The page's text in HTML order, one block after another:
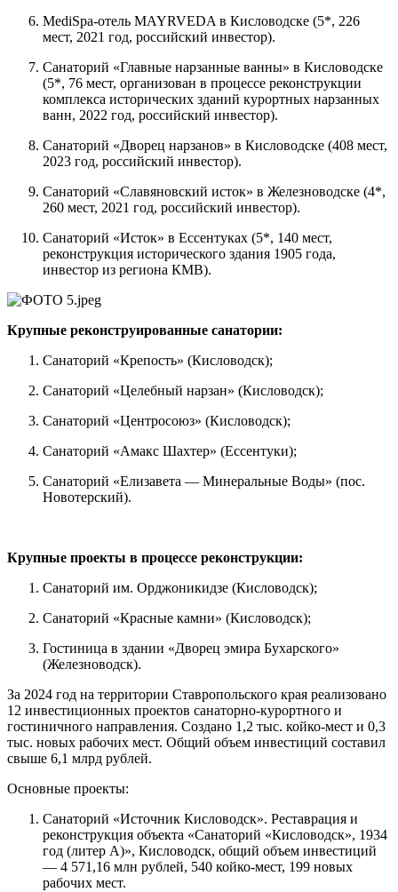
MediSpa-отель MAYRVEDA в Кисловодске (5*, 226
мест, 2021 год, российский инвестор).
Санаторий «Главные нарзанные ванны» в Кисловодске
(5*, 76 мест, организован в процессе реконструкции
комплекса исторических зданий курортных нарзанных
ванн, 2022 год, российский инвестор).
Санаторий «Дворец нарзанов» в Кисловодске (408 мест,
2023 год, российский инвестор).
Санаторий «Славяновский исток» в Железноводске (4*,
260 мест, 2021 год, российский инвестор).
Санаторий «Исток» в Ессентуках (5*, 140 мест,
реконструкция исторического здания 1905 года,
инвестор из региона КМВ).
Крупные реконструированные санатории:
Санаторий «Крепость» (Кисловодск);
Санаторий «Целебный нарзан» (Кисловодск);
Санаторий «Центросоюз» (Кисловодск);
Санаторий «Амакс Шахтер» (Ессентуки);
Санаторий «Елизавета — Минеральные Воды» (пос.
Новотерский).
Крупные проекты в процессе реконструкции:
Санаторий им. Орджоникидзе (Кисловодск);
Санаторий «Красные камни» (Кисловодск);
Гостиница в здании «Дворец эмира Бухарского»
(Железноводск).
За 2024 год на территории Ставропольского края реализовано
12 инвестиционных проектов санаторно-курортного и
гостиничного направления. Создано 1,2 тыс. койко-мест и 0,3
тыс. новых рабочих мест. Общий объем инвестиций составил
свыше 6,1 млрд рублей.
Основные проекты:
Санаторий «Источник Кисловодск». Реставрация и
реконструкция объекта «Санаторий «Кисловодск», 1934
год (литер А)», Кисловодск, общий объем инвестиций
— 4 571,16 млн рублей, 540 койко-мест, 199 новых
рабочих мест.